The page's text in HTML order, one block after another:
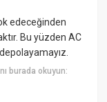
edeceğinden
Bu yüzden AC
burada okuyun: